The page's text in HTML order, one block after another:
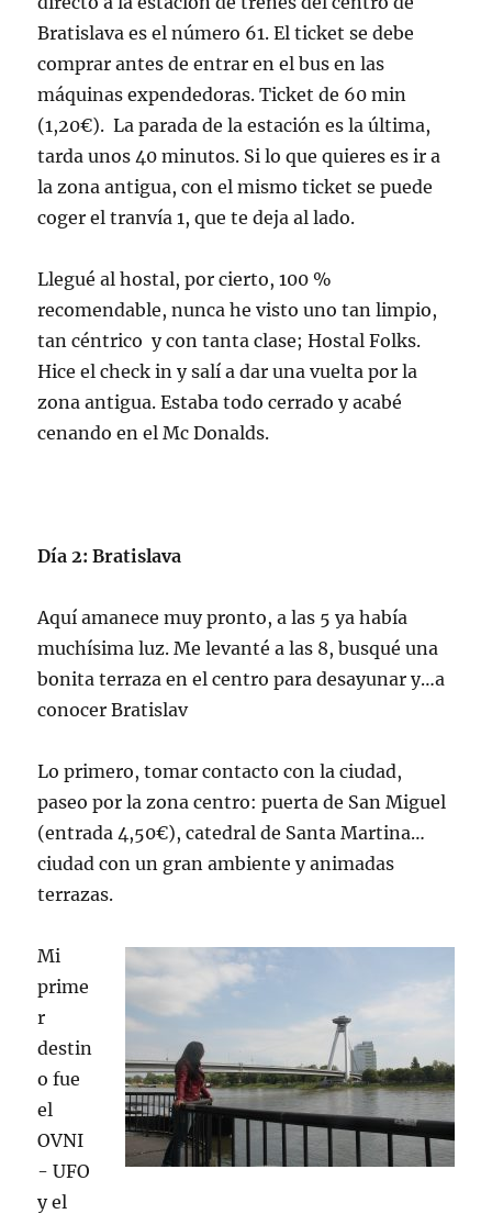
Bratislava es el número 61. El ticket se debe
comprar antes de entrar en el bus en las
máquinas expendedoras. Ticket de 60 min
(1,20€). La parada de la estación es la última,
tarda unos 40 minutos. Si lo que quieres es ir a
la zona antigua, con el mismo ticket se puede
coger el tranvía 1, que te deja al lado.
Llegué al hostal, por cierto, 100 %
recomendable, nunca he visto uno tan limpio,
tan céntrico y con tanta clase; Hostal Folks.
Hice el check in y salí a dar una vuelta por la
zona antigua. Estaba todo cerrado y acabé
cenando en el Mc Donalds.
Día 2: Bratislava
Aquí amanece muy pronto, a las 5 ya había
muchísima luz. Me levanté a las 8, busqué una
bonita terraza en el centro para desayunar y…a
conocer Bratislav
Lo primero, tomar contacto con la ciudad,
paseo por la zona centro: puerta de San Miguel
(entrada 4,50€), catedral de Santa Martina…
ciudad con un gran ambiente y animadas
terrazas.
Mi
prime
r
destin
o fue
el
OVNI
- UFO
y el